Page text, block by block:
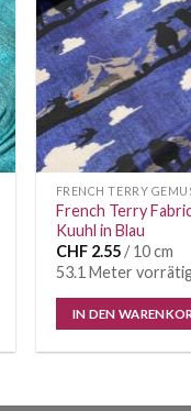
FRENCH TERRY
French Terry
Kuuhl in Blau
CHF2.55/ 10 cm
53.1 Meter
IN DEN